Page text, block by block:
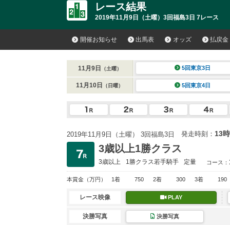
レース結果
2019年11月9日（土曜）3回福島3日 7レース
開催お知らせ 出馬表 オッズ 払戻金
11月9日 （土曜） 5回東京3日
11月10日 （日曜） 5回東京4日
2019年11月9日（土曜） 3回福島3日 発走時刻： 13
3歳以上1勝クラス
3歳以上 1勝クラス若手騎手 定量 コース：
本賞金 （万円） 1着 750 2着 300 3着 190
レース映像 PLAY
決勝写真 決勝写真